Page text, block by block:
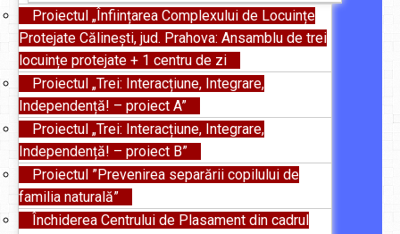
Proiectul „Înființarea Complexului de Locuințe
Protejate Călinești, jud. Prahova: Ansamblu de trei
locuințe protejate + 1 centru de zi
Proiectul „Trei: Interacțiune, Integrare,
Independență! – proiect A”
Proiectul „Trei: Interacțiune, Integrare,
Independență! – proiect B”
Proiectul ”Prevenirea separării copilului de
familia naturală”
Închiderea Centrului de Plasament din cadrul